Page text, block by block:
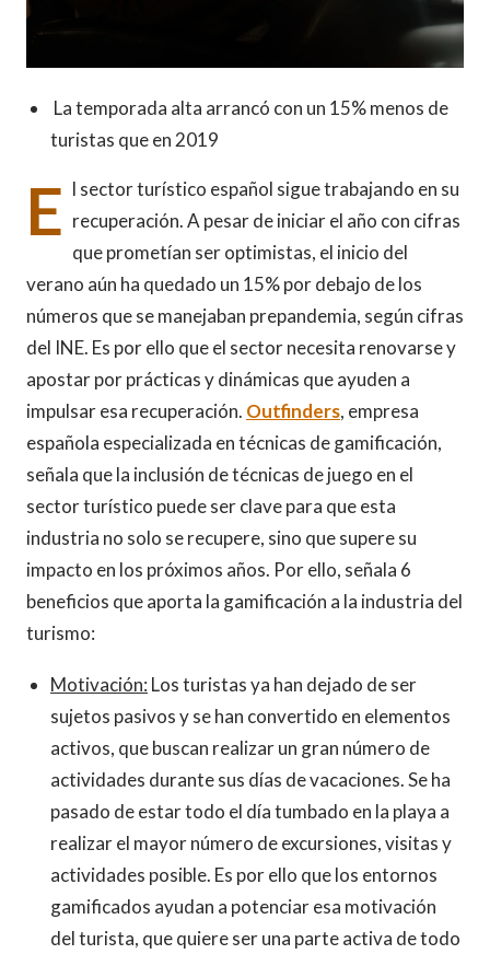
La temporada alta arrancó con un 15% menos de
turistas que en 2019
E l sector turístico español sigue trabajando en su
recuperación. A pesar de iniciar el año con cifras
que prometían ser optimistas, el inicio del
verano aún ha quedado un 15% por debajo de los
números que se manejaban prepandemia, según cifras
del INE. Es por ello que el sector necesita renovarse y
apostar por prácticas y dinámicas que ayuden a
impulsar esa recuperación. Outfinders, empresa
española especializada en técnicas de gamificación,
señala que la inclusión de técnicas de juego en el
sector turístico puede ser clave para que esta
industria no solo se recupere, sino que supere su
impacto en los próximos años. Por ello, señala 6
beneficios que aporta la gamificación a la industria del
turismo:
Motivación: Los turistas ya han dejado de ser
sujetos pasivos y se han convertido en elementos
activos, que buscan realizar un gran número de
actividades durante sus días de vacaciones. Se ha
pasado de estar todo el día tumbado en la playa a
realizar el mayor número de excursiones, visitas y
actividades posible. Es por ello que los entornos
gamificados ayudan a potenciar esa motivación
del turista, que quiere ser una parte activa de todo